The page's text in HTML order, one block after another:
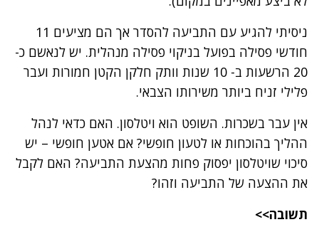
ניסיתי להגיע עם התביעה להסדר אך הם מציעים 11
חודשי פסילה בפועל בניקוי פסילה מנהלית. יש לנאשם כ-
20 הרשעות ב- 10 שנות וותק חלקן הקטן חמורות ועבר
פלילי זניח ביותר משירותו הצבאי.
אין עבר בשכרות. השופט הוא ויטלסון. האם כדאי לנהל
ההליך בהוכחות או לטעון חופשי? אם אטען חופשי – יש
סיכוי שויטלסון יפסוק פחות מהצעת התביעה? האם לקבל
את ההצעה של התביעה וזהו?
תשובה>>